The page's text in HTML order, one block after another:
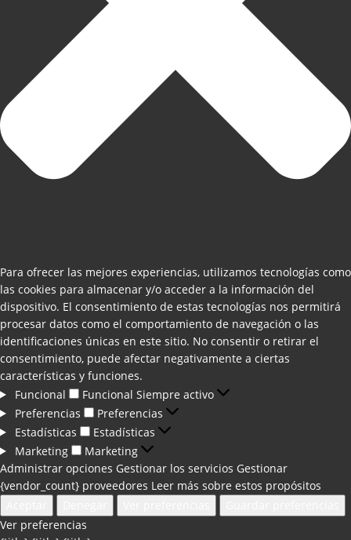
Para ofrecer las mejores experiencias, utilizamos tecnologías como
las cookies para almacenar y/o acceder a la información del
dispositivo. El consentimiento de estas tecnologías nos permitirá
procesar datos como el comportamiento de navegación o las
identificaciones únicas en este sitio. No consentir o retirar el
consentimiento, puede afectar negativamente a ciertas
características y funciones.
Funcional
Funcional Siempre activo
Preferencias
Preferencias
Estadísticas
Estadísticas
Marketing
Marketing
Administrar opciones Gestionar los servicios Gestionar
{vendor_count} proveedores Leer más sobre estos propósitos
Ver preferencias